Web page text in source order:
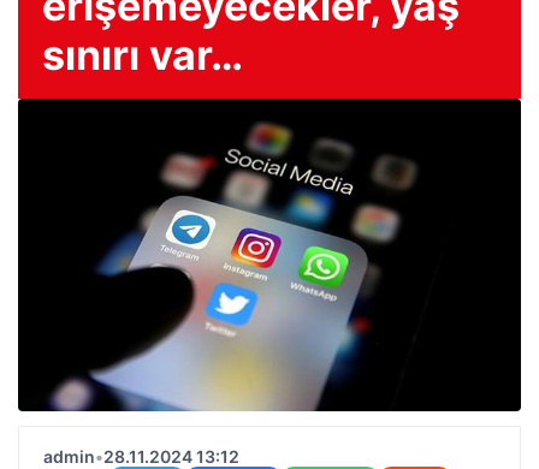
sınırı var…
admin•28.11.2024 13:12